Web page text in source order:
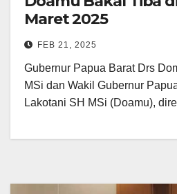
Maret 2025
FEB 21, 2025
Gubernur Papua Barat Drs
MSi dan Wakil Gubernur
Lakotani SH MSi (Doamu),